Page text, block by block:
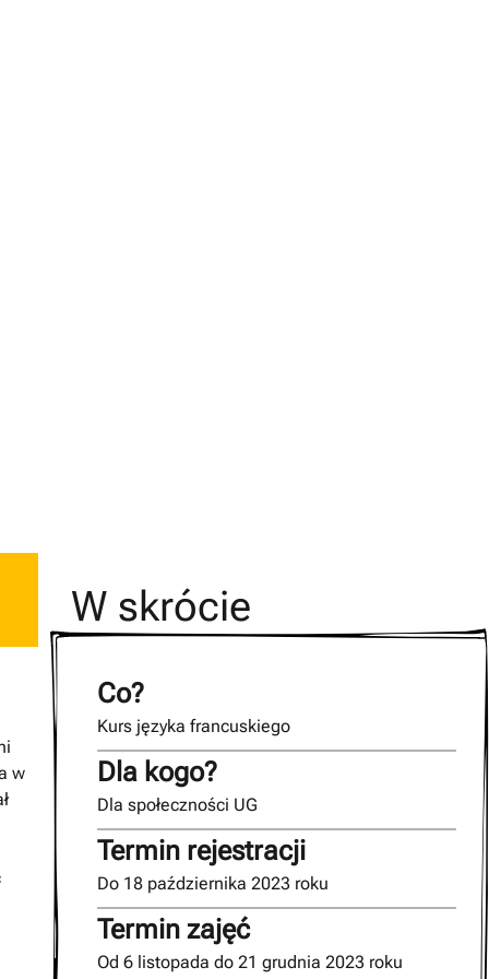
w
W skrócie
Co?
Kurs języka francuskiego
Dla kogo?
Dla społeczności UG
Termin rejestracji
Do 18 października 2023 roku
Termin zajęć
Od 6 listopada do 21 grudnia 2023 roku